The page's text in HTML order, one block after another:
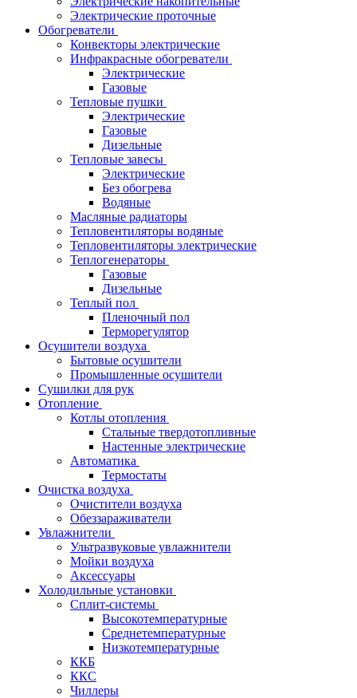
Электрические проточные
Обогреватели
Конвекторы электрические
Инфракрасные обогреватели
Электрические
Газовые
Тепловые пушки
Электрические
Газовые
Дизельные
Тепловые завесы
Электрические
Без обогрева
Водяные
Масляные радиаторы
Тепловентиляторы водяные
Тепловентиляторы электрические
Теплогенераторы
Газовые
Дизельные
Теплый пол
Пленочный пол
Терморегулятор
Осушители воздуха
Бытовые осушители
Промышленные осушители
Сушилки для рук
Отопление
Котлы отопления
Стальные твердотопливные
Настенные электрические
Автоматика
Термостаты
Очистка воздуха
Очистители воздуха
Обеззараживатели
Увлажнители
Ультразвуковые увлажнители
Мойки воздуха
Аксессуары
Холодильные установки
Сплит-системы
Высокотемпературные
Среднетемпературные
Низкотемпературные
ККБ
ККС
Чиллеры